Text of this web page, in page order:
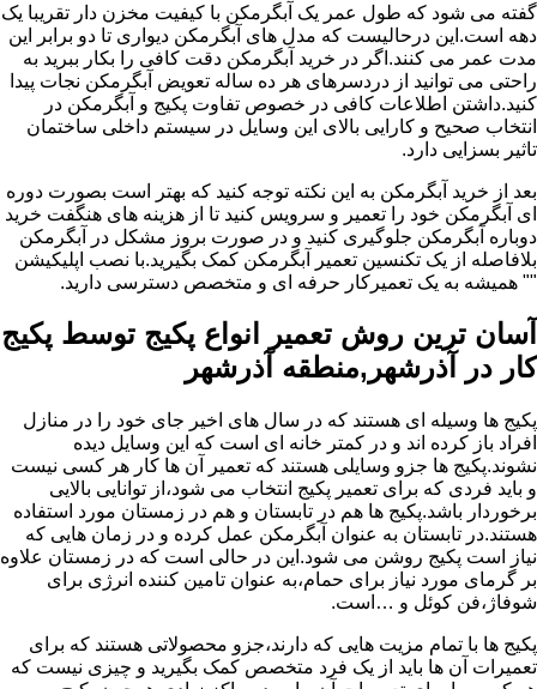
گفته می شود که طول عمر یک آبگرمکن با کیفیت مخزن دار تقریبا یک
دهه است.این درحالیست که مدل های آبگرمکن دیواری تا دو برابر این
مدت عمر می کنند.اگر در خرید آبگرمکن دقت کافی را بکار ببرید به
راحتی می توانید از دردسرهای هر ده ساله تعویض آبگرمکن نجات پیدا
کنید.داشتن اطلاعات کافی در خصوص تفاوت پکیج و آبگرمکن در
انتخاب صحیح و کارایی بالای این وسایل در سیستم داخلی ساختمان
تاثیر بسزایی دارد.
بعد از خرید آبگرمکن به این نکته توجه کنید که بهتر است بصورت دوره
ای آبگرمکن خود را تعمیر و سرویس کنید تا از هزینه های هنگفت خرید
دوباره آبگرمکن جلوگیری کنید و در صورت بروز مشکل در آبگرمکن
بلافاصله از یک تکنسین تعمیر آبگرمکن کمک بگیرید.با نصب اپلیکیشن
"" همیشه به یک تعمیرکار حرفه ای و متخصص دسترسی دارید.
آسان ترین روش تعمیر انواع پکیج توسط پکیج
کار در آذرشهر,منطقه آذرشهر
پکیج ها وسیله ای هستند که در سال های اخیر جای خود را در منازل
افراد باز کرده اند و در کمتر خانه ای است که این وسایل دیده
نشوند.پکیج ها جزو وسایلی هستند که تعمیر آن ها کار هر کسی نیست
و باید فردی که برای تعمیر پکیج انتخاب می شود،از توانایی بالایی
برخوردار باشد.پکیج ها هم در تابستان و هم در زمستان مورد استفاده
هستند.در تابستان به عنوان آبگرمکن عمل کرده و در زمان هایی که
نیاز است پکیج روشن می شود.این در حالی است که در زمستان علاوه
بر گرمای مورد نیاز برای حمام،به عنوان تامین کننده انرژی برای
شوفاژ،فن کوئل و …است.
پکیج ها با تمام مزیت هایی که دارند،جزو محصولاتی هستند که برای
تعمیرات آن ها باید از یک فرد متخصص کمک بگیرید و چیزی نیست که